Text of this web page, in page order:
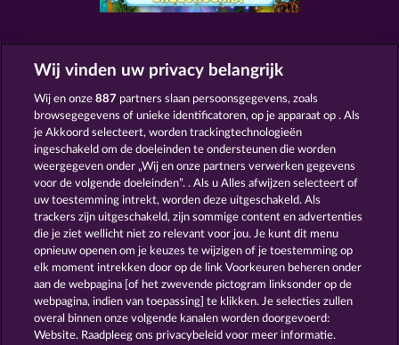
SLOTS ZOALS SNEGUROCHKA
HALLOW REELS BEER PARTY
Algemene voorwaarden Privacyverklaring
Colofon Bedrijf FAQ Woordenlijst
Wij vinden uw privacy belangrijk
Wij en onze887 partners slaan persoonsgegevens, zoals
browsegegevens of unieke identificatoren, op je apparaat op . Als
je Akkoord selecteert, worden trackingtechnologieën
ingeschakeld om de doeleinden te ondersteunen die worden
weergegeven onder „Wij en onze partners verwerken gegevens
voor de volgende doeleinden”. . Als u Alles afwijzen selecteert of
uw toestemming intrekt, worden deze uitgeschakeld. Als
trackers zijn uitgeschakeld, zijn sommige content en advertenties
die je ziet wellicht niet zo relevant voor jou. Je kunt dit menu
opnieuw openen om je keuzes te wijzigen of je toestemming op
elk moment intrekken door op de link Voorkeuren beheren onder
aan de webpagina [of het zwevende pictogram linksonder op de
webpagina, indien van toepassing] te klikken. Je selecties zullen
overal binnen onze volgende kanalen worden doorgevoerd:
Website. Raadpleeg ons privacybeleid voor meer informatie.